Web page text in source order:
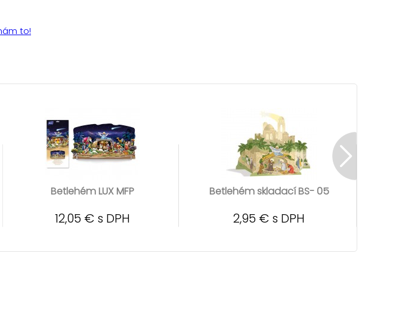
to!
Betlehém LUX MFP
12,05 € s DPH
Betlehém skladací BS- 05
2,95 € s DPH